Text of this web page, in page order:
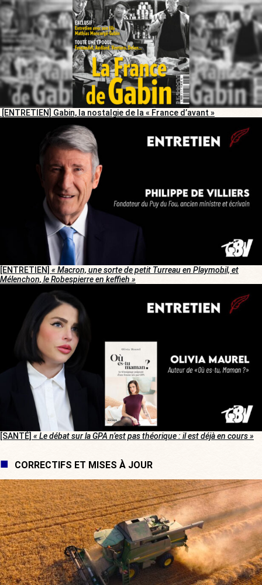
[ENTRETIEN] Gabin, la nostalgie de la « France d’avant »
[ENTRETIEN] « Macron, une sorte de petit Turreau en Playmobil, et
Mélenchon, le Robespierre en keffieh »
[SANTÉ] « Le débat sur la GPA n’est pas théorique : il est déjà en cours »
CORRECTIFS ET MISES À JOUR